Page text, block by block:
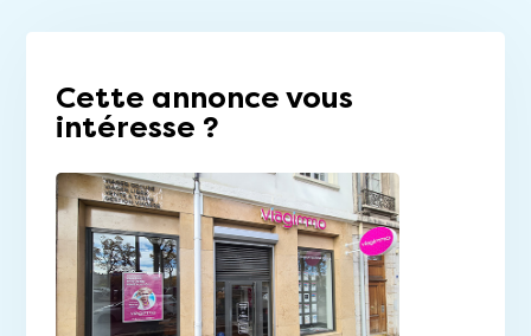
Cette annonce vous
intéresse ?